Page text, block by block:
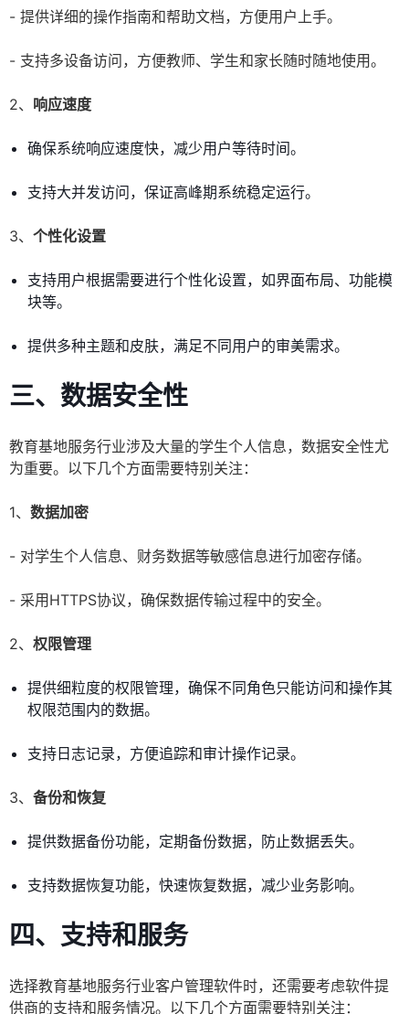
- 提供详细的操作指南和帮助文档，方便用户上手。
- 支持多设备访问，方便教师、学生和家长随时随地使用。
2、 响应速度
确保系统响应速度快，减少用户等待时间。
支持大并发访问，保证高峰期系统稳定运行。
3、 个性化设置
支持用户根据需要进行个性化设置，如界面布局、功能模
块等。
提供多种主题和皮肤，满足不同用户的审美需求。
三、数据安全性
教育基地服务行业涉及大量的学生个人信息，数据安全性尤
为重要。以下几个方面需要特别关注：
1、 数据加密
- 对学生个人信息、财务数据等敏感信息进行加密存储。
- 采用HTTPS协议，确保数据传输过程中的安全。
2、 权限管理
提供细粒度的权限管理，确保不同角色只能访问和操作其
权限范围内的数据。
支持日志记录，方便追踪和审计操作记录。
3、 备份和恢复
提供数据备份功能，定期备份数据，防止数据丢失。
支持数据恢复功能，快速恢复数据，减少业务影响。
四、支持和服务
选择教育基地服务行业客户管理软件时，还需要考虑软件提
供商的支持和服务情况。以下几个方面需要特别关注：